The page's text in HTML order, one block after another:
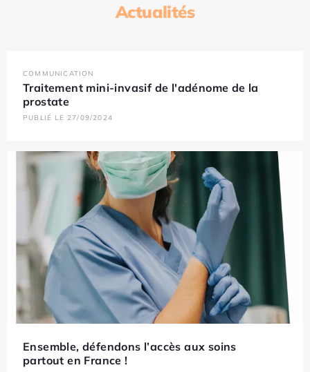
Actualités
COMMUNICATION
Traitement mini-invasif de l'adénome de la
prostate
PUBLIÉ LE 27/09/2024
Ensemble, défendons l’accès aux soins
partout en France !